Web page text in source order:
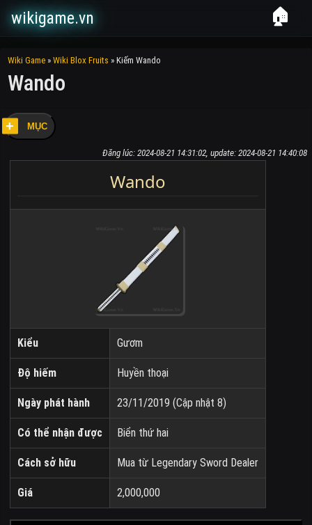
wikigame.vn 🏠
Wiki Game » Wiki Blox Fruits » Kiếm Wando
Wando
MỤC
Đăng lúc: 2024-08-21 14:31:02, update: 2024-08-21 14:40:08
Wando
Kiểu Gươm
Độ hiếm Huyền thoại
Ngày phát hành 23/11/2019 (Cập nhật 8)
Có thể nhận được Biển thứ hai
Cách sở hữu Mua từ Legendary Sword Dealer
Giá 2,000,000